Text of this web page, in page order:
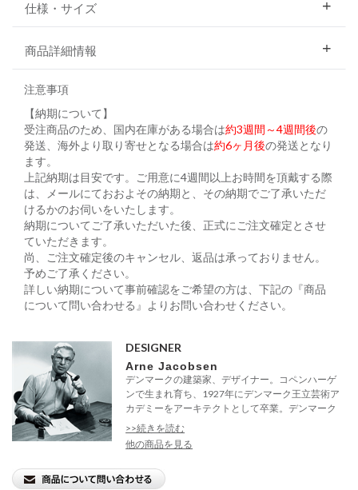
仕様・サイズ
商品詳細情報
注意事項
【納期について】
受注商品のため、国内在庫がある場合は約3週間～4週間後の
発送、海外より取り寄せとなる場合は約6ヶ月後の発送となり
ます。
上記納期は目安です。ご用意に4週間以上お時間を頂戴する際
は、メールにておおよその納期と、その納期でご了承いただ
けるかのお伺いをいたします。
納期についてご了承いただいた後、正式にご注文確定とさせ
ていただきます。
尚、ご注文確定後のキャンセル、返品は承っておりません。
予めご了承ください。
詳しい納期について事前確認をご希望の方は、下記の『商品
について問い合わせる』よりお問い合わせください。
DESIGNER
Arne Jacobsen
デンマークの建築家、デザイナー。コペンハーゲ
ンで生まれ育ち、1927年にデンマーク王立芸術ア
カデミーをアーキテクトとして卒業。デンマーク
内...
>>続きを読む
他の商品を見る